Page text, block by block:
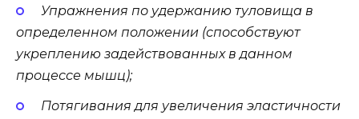
Упражнения по удержанию туловища в
определенном положении (способствуют
укреплению задействованных в данном
процессе мышц);
Потягивания для увеличения эластичности